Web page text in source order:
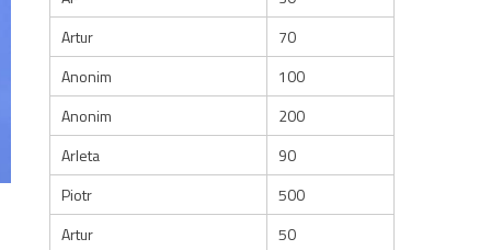
Artur
70
Anonim
100
Anonim
200
Arleta
90
Piotr
500
Artur
50